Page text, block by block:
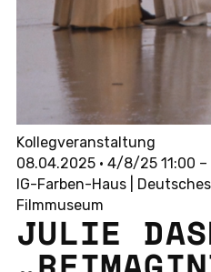
Kollegveranstaltung
08.04.2025 • 4/8/25 11:00
IG-Farben-Haus |
Filmmuseum
JULIE